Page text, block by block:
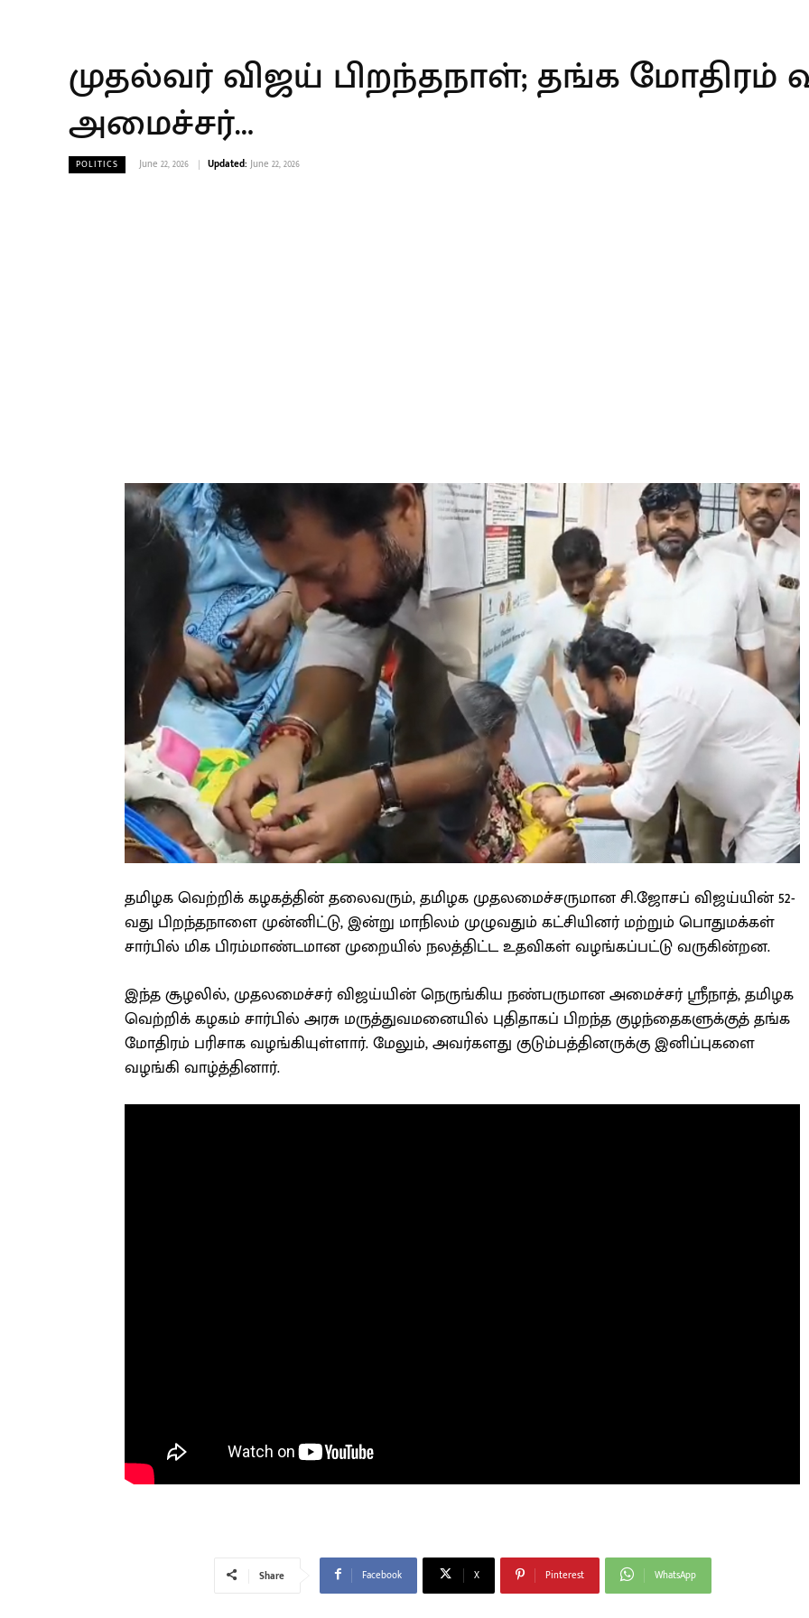
முதல்வர் விஜய் பிறந்தநாள்; தங்க மோதிரம்
அமைச்சர்…
POLITICS June 22, 2026 Updated: June 22, 2026
தமிழக வெற்றிக் கழகத்தின் தலைவரும், தமிழக முதலமைச்சருமான சி.ஜோசப் விஜய்யின் 52-
வது பிறந்தநாளை முன்னிட்டு, இன்று மாநிலம் முழுவதும் கட்சியினர் மற்றும் பொதுமக்கள்
சார்பில் மிக பிரம்மாண்டமான முறையில் நலத்திட்ட உதவிகள் வழங்கப்பட்டு வருகின்றன.
இந்த சூழலில், முதலமைச்சர் விஜய்யின் நெருங்கிய நண்பருமான அமைச்சர் ஸ்ரீநாத், தமிழக
வெற்றிக் கழகம் சார்பில் அரசு மருத்துவமனையில் புதிதாகப் பிறந்த குழந்தைகளுக்குத் தங்க
மோதிரம் பரிசாக வழங்கியுள்ளார். மேலும், அவர்களது குடும்பத்தினருக்கு இனிப்புகளை
வழங்கி வாழ்த்தினார்.
Share Facebook X Pinterest WhatsApp